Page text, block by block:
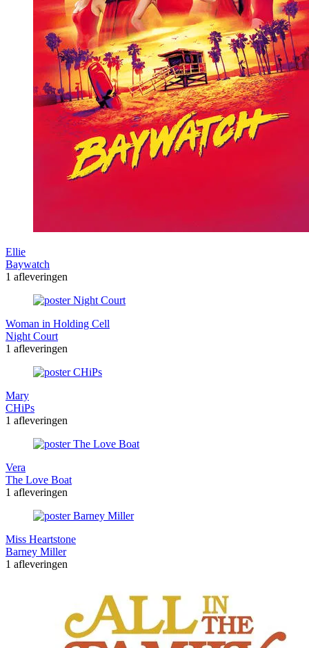
Ellie
Baywatch
1 afleveringen
Woman in Holding Cell
Night Court
1 afleveringen
Mary
CHiPs
1 afleveringen
Vera
The Love Boat
1 afleveringen
Miss Heartstone
Barney Miller
1 afleveringen